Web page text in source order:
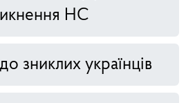
НС
зниклих українців